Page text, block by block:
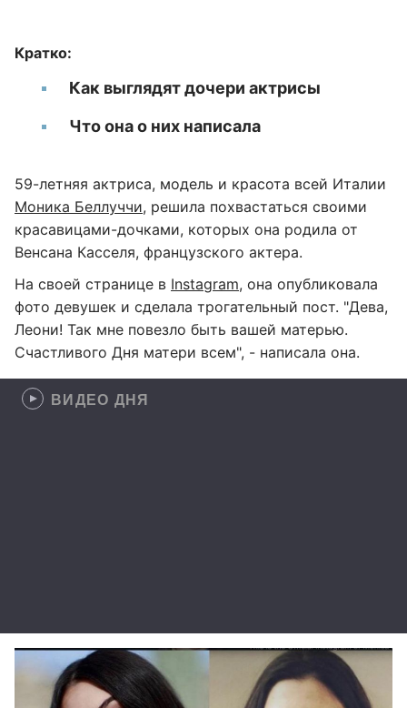
Кратко:
Как выглядят дочери актрисы
Что она о них написала
59-летняя актриса, модель и красота всей Италии
Моника Беллуччи, решила похвастаться своими
красавицами-дочками, которых она родила от
Венсана Касселя, французского актера.
На своей странице в Instagram, она опубликовала
фото девушек и сделала трогательный пост. "Дева,
Леони! Так мне повезло быть вашей матерью.
Счастливого Дня матери всем", - написала она.
ВИДЕО ДНЯ